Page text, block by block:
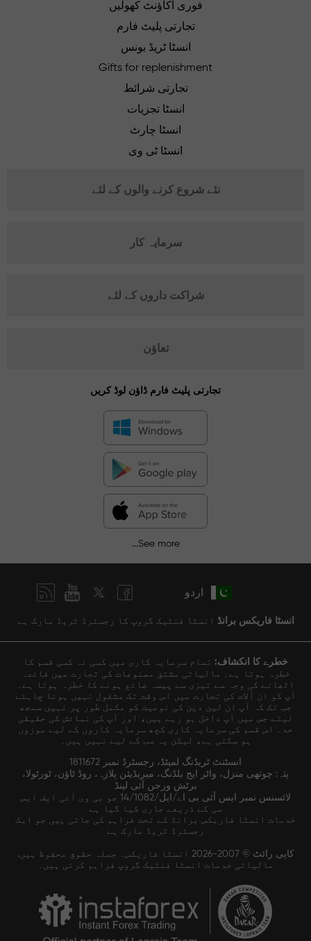
فوری اکاؤنٹ کھولیں
تجارتی پلیٹ فارم
انسٹا ٹریڈ بونس
Gifts for replenishment
تجارتی شرائط
انسٹا تجزیات
انسٹا چارٹ
انسٹا ٹی وی
نئے شروع کرنے والوں کے لئے
سرمایہ کار
شراکت داروں کے لئے
تعاؤن
تجارتی پلیٹ فارم ڈاؤن لوڈ کریں
See more...
اردو
انسٹا فاریکس برانڈ انسٹا فنٹیک گروپ کا رجسٹرڈ ٹریڈ مارک ہے
خطرے کا انکشاف: تمام سرمایہ کاری میں کسی نہ کسی قسم کا
خطرہ ہوتا ہے۔ مالیاتی مشتق مصنوعات کی تجارت میں فائدہ
اٹھانے کی وجہ سے تیزی سے پیسہ ضائع ہونے کا خطرہ ہوتا ہے۔
آپ کو ان آلات کی تجارت میں اس وقت تک مشغول نہیں ہونا چاہئے
جب تک کہ آپ ان لین دین کی نوعیت کو مکمل طور پر نہیں سمجھ
لیتے جس میں آپ داخل ہو رہے ہیں، اور آپ کی نمائش کی حقیقی
حد۔ اس قسم کی سرمایہ کاری کچھ سرمایہ کاروں کے لیے موزوں
ہو سکتی ہے، لیکن یہ سب کے لیے نہیں ہیں۔
انسٹنٹ ٹریڈنگ لمیٹڈ، رجسٹرڈ نمبر 1811672
پتہ: چوتھی منزل، واٹر ایج بلڈنگ، میریڈیئن پلازہ، روڈ ٹاؤن، ٹورٹولا،
برٹش ورجن آئی لینڈ
لائسنس نمبر ایس آئی بی اے/ایل/14/1082 جو بی وی آئی ایف ایس
سی کے ذریعے جاری کیا گیا ہے
خدمات انسٹا فاریکس برانڈ کے تحت فراہم کی جاتی ہیں جو ایک
رجسٹرڈ ٹریڈ مارک ہے
کاپی رائٹ © 2007-2026 انسٹا فاریکس۔ جملہ حقوق محفوظ ہیں.
مالیاتی خدمات انسٹا فنٹیک گروپ فراہم کرتی ہیں۔